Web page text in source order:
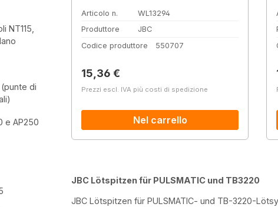
NT115,
di
e AP250
Articolo n.
WL13294
Produttore
JBC
Codice produttore
550707
Prezzo normale:
15,36 €
Prezzi escl. IVA più costi di spedizione
Nel carrello
JBC Lötspitzen für PULSMATIC und TB3220
JBC Lötspitzen für PULSMATIC- und TB-3220-